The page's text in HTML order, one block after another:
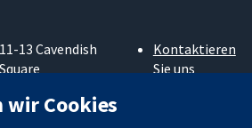
11-13 Cavendish
Square
Kontaktieren
Sie uns
wir Cookies